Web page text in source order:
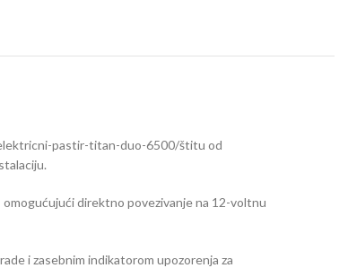
pastir-titan-duo-6500/štitu od
omogućujući direktno povezivanje na 12-voltnu
i zasebnim indikatorom upozorenja za